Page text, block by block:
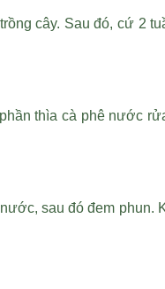
cây. Sau đó, cứ 2
thìa cà phê nước
sau đó đem phun.